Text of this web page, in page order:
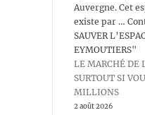
Auvergne. Cet
existe par …
SAUVER
EYMOUTIERS"
LE MARCHÉ DE
SURTOUT SI
MILLIONS
2 août 2026